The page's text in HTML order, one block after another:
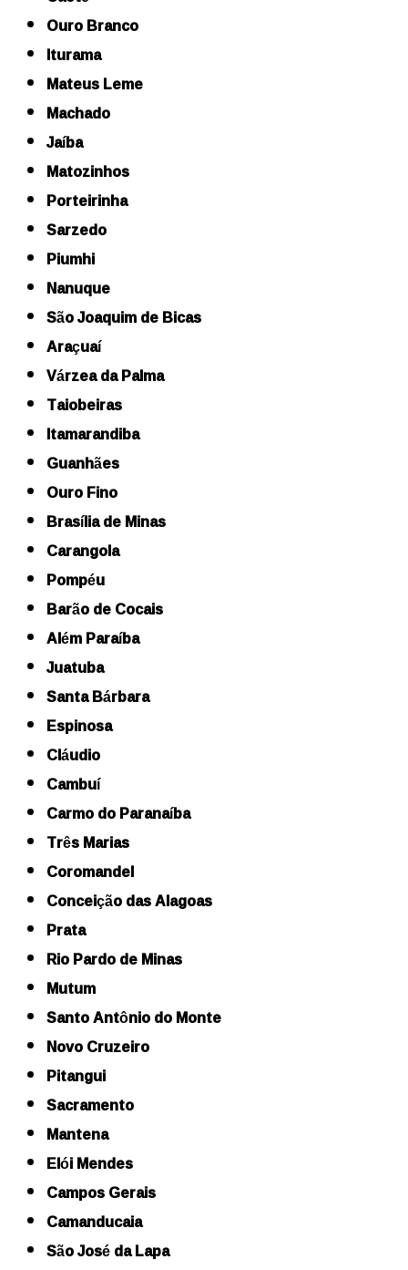
Ouro Branco
Iturama
Mateus Leme
Machado
Jaíba
Matozinhos
Porteirinha
Sarzedo
Piumhi
Nanuque
São Joaquim de Bicas
Araçuaí
Várzea da Palma
Taiobeiras
Itamarandiba
Guanhães
Ouro Fino
Brasília de Minas
Carangola
Pompéu
Barão de Cocais
Além Paraíba
Juatuba
Santa Bárbara
Espinosa
Cláudio
Cambuí
Carmo do Paranaíba
Três Marias
Coromandel
Conceição das Alagoas
Prata
Rio Pardo de Minas
Mutum
Santo Antônio do Monte
Novo Cruzeiro
Pitangui
Sacramento
Mantena
Elói Mendes
Campos Gerais
Camanducaia
São José da Lapa